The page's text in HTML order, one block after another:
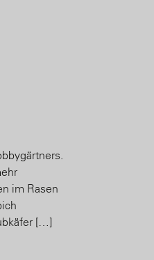
im Rasen
[…]